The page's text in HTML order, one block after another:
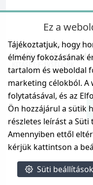
ELLECI - FLOW-PRO
dugókiemelő
KITASPT-F-1VSELL-BK
Ez a
Tájékoztatjuk, hogy
élmény fokozásának
tartalom és weboldal
marketing célokból. A
folytatásával, és az
Ön hozzájárul a sütik
részletes leírást a
Amennyiben ettől
kérjük kattintson a
Süti beállítások